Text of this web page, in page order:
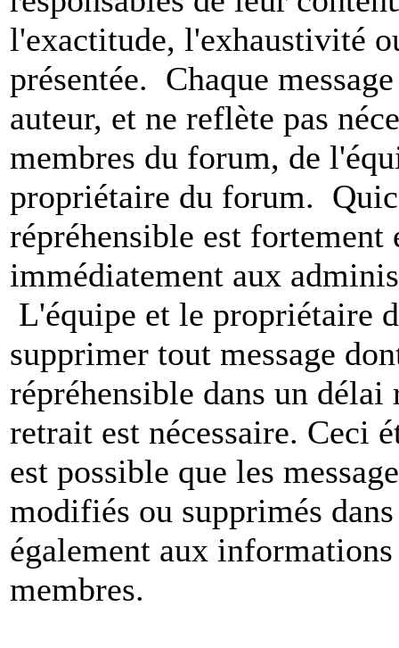
l'exactitude, l'exhaustivité
présentée. Chaque
auteur, et ne reflète pas
membres du forum, de
propriétaire du forum.
répréhensible est
immédiatement aux
L'équipe et le propriétaire
supprimer tout message
répréhensible dans un
retrait est nécessaire. Ceci
est possible que les
modifiés ou supprimés
également aux
membres.